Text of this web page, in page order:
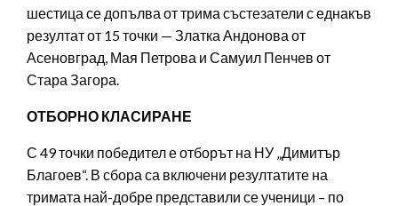
шестица се допълва от трима състезатели с еднакъв
резултат от 15 точки — Златка Андонова от
Асеновград, Мая Петрова и Самуил Пенчев от
Стара Загора.
ОТБОРНО КЛАСИРАНЕ
С 49 точки победител е отборът на НУ „Димитър
Благоев“. В сбора са включени резултатите на
тримата най-добре представили се ученици – по